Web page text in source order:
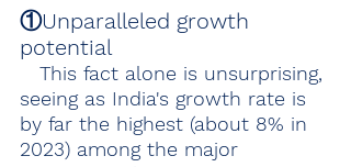
①Unparalleled growth
potential
This fact alone is unsurprising,
seeing as India's growth rate is
by far the highest (about 8% in
2023) among the major